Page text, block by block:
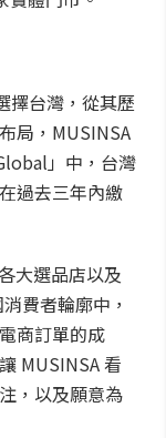
擇台灣，從其歷
局，MUSINSA
」中，台灣
過去三年內繳
大選品店以及
費者輪廓中，
商訂單的成
MUSINSA 看
，以及願意為